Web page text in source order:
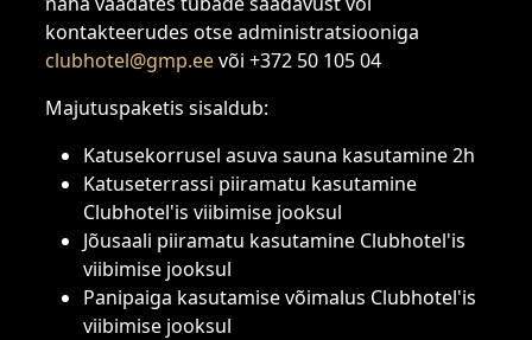
kontakteerudes otse administratsiooniga
clubhotel@gmp.eevõi +372 50 105 04
Majutuspaketis sisaldub:
Katusekorrusel asuva sauna kasutamine 2h
Katuseterrassi piiramatu kasutamine
Clubhotel'is viibimise jooksul
Jõusaali piiramatu kasutamine Clubhotel'is
viibimise jooksul
Panipaiga kasutamise võimalus Clubhotel'is
viibimise jooksul